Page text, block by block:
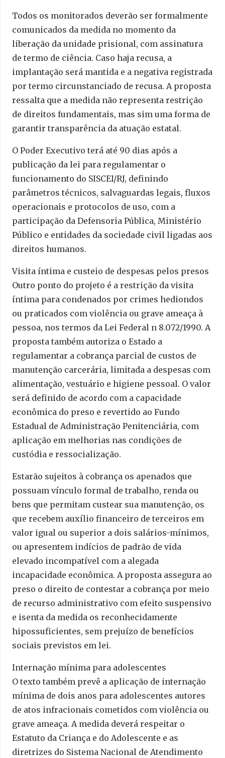
Todos os monitorados deverão ser formalmente
comunicados da medida no momento da
liberação da unidade prisional, com assinatura
de termo de ciência. Caso haja recusa, a
implantação será mantida e a negativa registrada
por termo circunstanciado de recusa. A proposta
ressalta que a medida não representa restrição
de direitos fundamentais, mas sim uma forma de
garantir transparência da atuação estatal.
O Poder Executivo terá até 90 dias após a
publicação da lei para regulamentar o
funcionamento do SISCEI/RJ, definindo
parâmetros técnicos, salvaguardas legais, fluxos
operacionais e protocolos de uso, com a
participação da Defensoria Pública, Ministério
Público e entidades da sociedade civil ligadas aos
direitos humanos.
Visita íntima e custeio de despesas pelos presos
Outro ponto do projeto é a restrição da visita
íntima para condenados por crimes hediondos
ou praticados com violência ou grave ameaça à
pessoa, nos termos da Lei Federal n 8.072/1990. A
proposta também autoriza o Estado a
regulamentar a cobrança parcial de custos de
manutenção carcerária, limitada a despesas com
alimentação, vestuário e higiene pessoal. O valor
será definido de acordo com a capacidade
econômica do preso e revertido ao Fundo
Estadual de Administração Penitenciária, com
aplicação em melhorias nas condições de
custódia e ressocialização.
Estarão sujeitos à cobrança os apenados que
possuam vínculo formal de trabalho, renda ou
bens que permitam custear sua manutenção, os
que recebem auxílio financeiro de terceiros em
valor igual ou superior a dois salários-mínimos,
ou apresentem indícios de padrão de vida
elevado incompatível com a alegada
incapacidade econômica. A proposta assegura ao
preso o direito de contestar a cobrança por meio
de recurso administrativo com efeito suspensivo
e isenta da medida os reconhecidamente
hipossuficientes, sem prejuízo de benefícios
sociais previstos em lei.
Internação mínima para adolescentes
O texto também prevê a aplicação de internação
mínima de dois anos para adolescentes autores
de atos infracionais cometidos com violência ou
grave ameaça. A medida deverá respeitar o
Estatuto da Criança e do Adolescente e as
diretrizes do Sistema Nacional de Atendimento